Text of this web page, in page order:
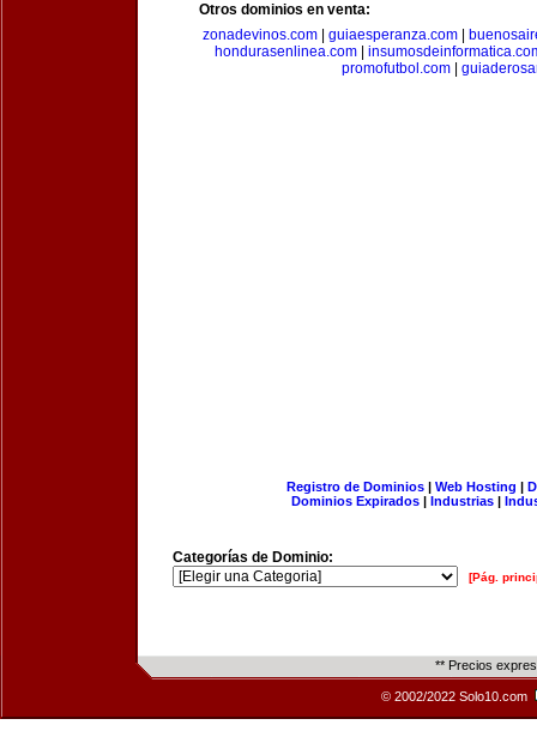
Otros dominios en venta:
zonadevinos.com| guiaesperanza.com|
hondurasenlinea.com|
promofutbol.com
Registro de Dominios| Web Hosting |
Dominios Expirados | Industrias |
Categorías de Dominio:
[Pág.
** Precios
© 2002/2022 Solo10.com